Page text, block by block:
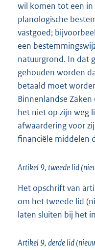
wil komen tot een in
planologische
vastgoed;
een
natuurgrond. In dat
gehouden worden
betaald moet
Binnenlandse
het niet op zijn weg
afwaardering voor
financiële middelen
Artikel 9, tweede lid
Het opschrift van
om het tweede lid
laten sluiten bij het
Artikel 9, derde lid